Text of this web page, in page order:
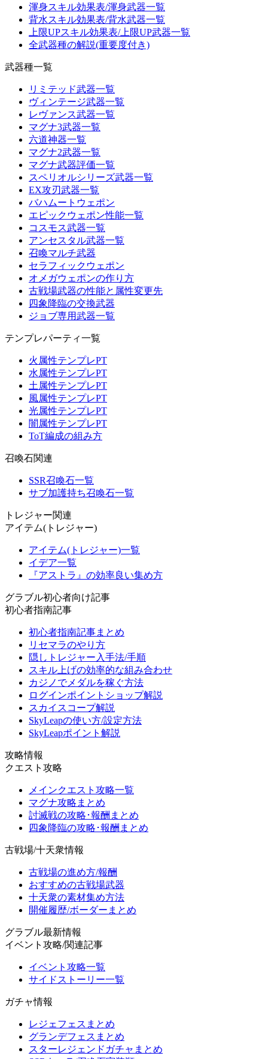
渾身スキル効果表/渾身武器一覧
背水スキル効果表/背水武器一覧
上限UPスキル効果表/上限UP武器一覧
全武器種の解説(重要度付き)
武器種一覧
リミテッド武器一覧
ヴィンテージ武器一覧
レヴァンス武器一覧
マグナ3武器一覧
六道神器一覧
マグナ2武器一覧
マグナ武器評価一覧
スペリオルシリーズ武器一覧
EX攻刃武器一覧
バハムートウェポン
エピックウェポン性能一覧
コスモス武器一覧
アンセスタル武器一覧
召喚マルチ武器
セラフィックウェポン
オメガウェポンの作り方
古戦場武器の性能と属性変更先
四象降臨の交換武器
ジョブ専用武器一覧
テンプレパーティ一覧
火属性テンプレPT
水属性テンプレPT
土属性テンプレPT
風属性テンプレPT
光属性テンプレPT
闇属性テンプレPT
ToT編成の組み方
召喚石関連
SSR召喚石一覧
サブ加護持ち召喚石一覧
トレジャー関連
アイテム(トレジャー)
アイテム(トレジャー)一覧
イデア一覧
『アストラ』の効率良い集め方
グラブル初心者向け記事
初心者指南記事
初心者指南記事まとめ
リセマラのやり方
隠しトレジャー入手法/手順
スキル上げの効率的な組み合わせ
カジノでメダルを稼ぐ方法
ログインポイントショップ解説
スカイスコープ解説
SkyLeapの使い方/設定方法
SkyLeapポイント解説
攻略情報
クエスト攻略
メインクエスト攻略一覧
マグナ攻略まとめ
討滅戦の攻略･報酬まとめ
四象降臨の攻略･報酬まとめ
古戦場/十天衆情報
古戦場の進め方/報酬
おすすめの古戦場武器
十天衆の素材集め方法
開催履歴/ボーダーまとめ
グラブル最新情報
イベント攻略/関連記事
イベント攻略一覧
サイドストーリー一覧
ガチャ情報
レジェフェスまとめ
グランデフェスまとめ
スターレジェンドガチャまとめ